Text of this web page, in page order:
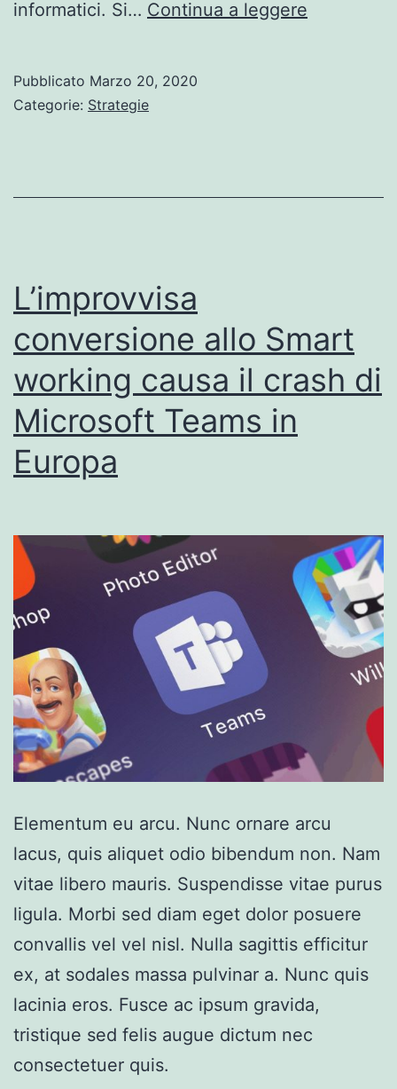
informatici. Si… Continua a leggere
dei
lavoratori
a
Pubblicato Marzo 20, 2020
Categorie: Strategie
L’improvvisa
conversione allo Smart
working causa il crash di
Microsoft Teams in
Europa
Elementum eu arcu. Nunc ornare arcu
lacus, quis aliquet odio bibendum non. Nam
vitae libero mauris. Suspendisse vitae purus
ligula. Morbi sed diam eget dolor posuere
convallis vel vel nisl. Nulla sagittis efficitur
ex, at sodales massa pulvinar a. Nunc quis
lacinia eros. Fusce ac ipsum gravida,
tristique sed felis augue dictum nec
consectetuer quis.